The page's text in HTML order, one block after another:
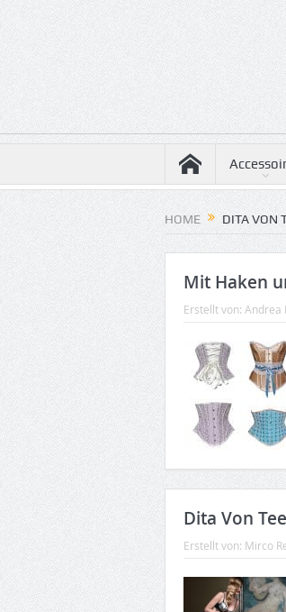
HOME DITA VON
Mit Haken
Erstellt von: Andrea
Dita Von
Erstellt von: Mirco